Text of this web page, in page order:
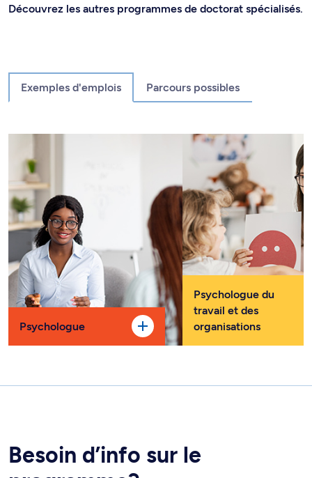
Découvrez les autres programmes de doctorat spécialisés.
Exemples d'emplois Parcours possibles
Psychologue
Psychologue du
travail et des
organisations
Besoin d’info sur le